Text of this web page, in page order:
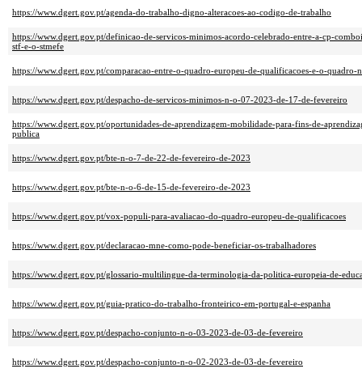
https://www.dgert.gov.pt/agenda-do-trabalho-digno-alteracoes-ao-codigo-de-trabalho
https://www.dgert.gov.pt/definicao-de-servicos-minimos-acordo-celebrado-entre-a-cp-
stf-e-o-stmefe
https://www.dgert.gov.pt/comparacao-entre-o-quadro-europeu-de-qualificacoes-e-o-quadro-
https://www.dgert.gov.pt/despacho-de-servicos-minimos-n-o-07-2023-de-17-de-fevereiro
https://www.dgert.gov.pt/oportunidades-de-aprendizagem-mobilidade-para-fins-de-
publica
https://www.dgert.gov.pt/bte-n-o-7-de-22-de-fevereiro-de-2023
https://www.dgert.gov.pt/bte-n-o-6-de-15-de-fevereiro-de-2023
https://www.dgert.gov.pt/vox-populi-para-avaliacao-do-quadro-europeu-de-qualificacoes
https://www.dgert.gov.pt/declaracao-mne-como-pode-beneficiar-os-trabalhadores
https://www.dgert.gov.pt/glossario-multilingue-da-terminologia-da-politica-europeia-de-
https://www.dgert.gov.pt/guia-pratico-do-trabalho-fronteirico-em-portugal-e-espanha
https://www.dgert.gov.pt/despacho-conjunto-n-o-03-2023-de-03-de-fevereiro
https://www.dgert.gov.pt/despacho-conjunto-n-o-02-2023-de-03-de-fevereiro